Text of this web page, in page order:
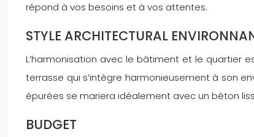
répond à vos besoins et à vos attentes.
STYLE ARCHITECTURAL
L’harmonisation avec le bâtiment et le quartier
terrasse qui s’intègre harmonieusement à son
épurées se mariera idéalement avec un béton
BUDGET